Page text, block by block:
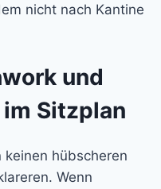
nicht nach Kantine
und
Sitzplan
hübscheren
Wenn